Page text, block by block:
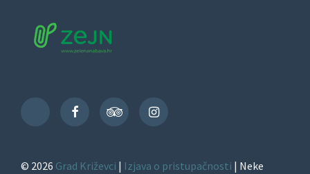
TikTok
FacebookTripAdvisorInstagram
© 2026 Grad Križevci | Izjava o pristupačnosti | Neke